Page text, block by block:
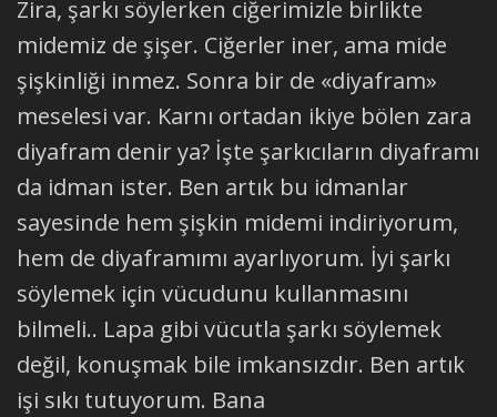
Zira, şarkı söylerken ciğerimizle birlikte
midemiz de şişer. Ciğerler iner, ama mide
şişkinliği inmez. Sonra bir de «diyafram»
meselesi var. Karnı ortadan ikiye bölen zara
diyafram denir ya? İşte şarkıcıların diyaframı
da idman ister. Ben artık bu idmanlar
sayesinde hem şişkin midemi indiriyorum,
hem de diyaframımı ayarlıyorum. İyi şarkı
söylemek için vücudunu kullanmasını
bilmeli.. Lapa gibi vücutla şarkı söylemek
değil, konuşmak bile imkansızdır. Ben artık
işi sıkı tutuyorum. Bana